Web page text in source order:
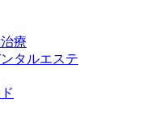
療
タルエステ